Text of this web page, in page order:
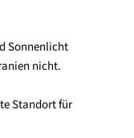
Sonnenlicht
nicht.
Standort für